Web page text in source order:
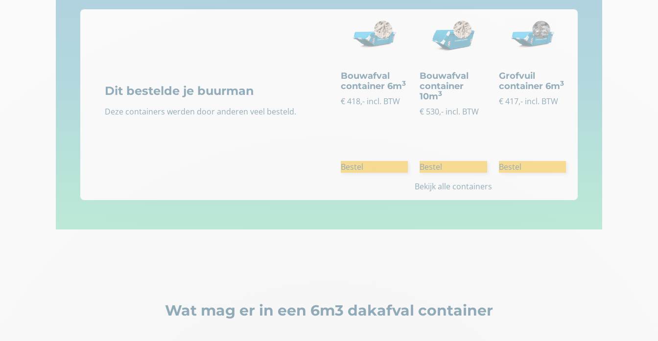
Dit bestelde je buurman
Deze containers werden door anderen veel besteld.
Bouwafval
container 6m3
€418,- incl. BTW
Bestel
Bouwafval
container
10m3
€ 530,- incl. BTW
Bestel
Grofvuil
container 6m3
€417,- incl. BTW
Bestel
Bekijk alle containers
Wat mag er in een 6m3 dakafval container